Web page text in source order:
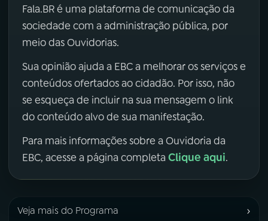
Fala.BR é uma plataforma de comunicação da
sociedade com a administração pública, por
meio das Ouvidorias.
Sua opinião ajuda a EBC a melhorar os serviços e
conteúdos ofertados ao cidadão. Por isso, não
se esqueça de incluir na sua mensagem o link
do conteúdo alvo de sua manifestação.
Para mais informações sobre a Ouvidoria da
EBC, acesse a página completa Clique aqui.
Veja mais do Programa ›